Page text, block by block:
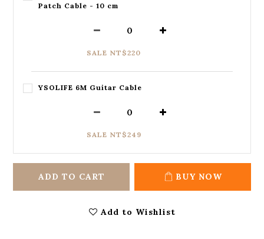
Patch Cable - 10 cm
SALE NT$220
YSOLIFE 6M Guitar Cable
SALE NT$249
ADD TO CART BUY NOW
Add to Wishlist